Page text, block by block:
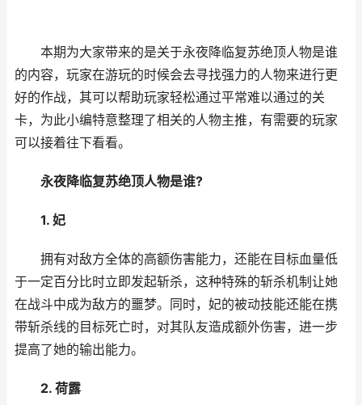
本期为大家带来的是关于永夜降临复苏绝顶人物是谁
的内容，玩家在游玩的时候会去寻找强力的人物来进行更
好的作战，其可以帮助玩家轻松通过平常难以通过的关
卡，为此小编特意整理了相关的人物主推，有需要的玩家
可以接着往下看看。
永夜降临复苏绝顶人物是谁?
1. 妃
拥有对敌方全体的高额伤害能力，还能在目标血量低
于一定百分比时立即发起斩杀，这种特殊的斩杀机制让她
在战斗中成为敌方的噩梦。同时，妃的被动技能还能在携
带斩杀线的目标死亡时，对其队友造成额外伤害，进一步
提高了她的输出能力。
2. 荷露